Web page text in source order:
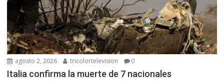
agosto 2, 2026 tricolortelevision 0
Italia confirma la muerte de 7 nacionales